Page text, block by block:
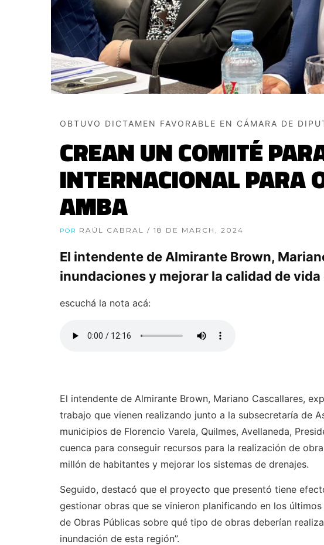
OBTUVO DICTAMEN FAVORABLE EN CÁMARA DE
CREAN UN COMITÉ
INTERNACIONAL PARA
AMBA
POR RAÚL CABRAL / 18 DE MARCH, 2024
El intendente de Almirante Brown,
inundaciones y mejorar la calidad de vida
escuchá la nota acá:
El intendente de Almirante Brown, Mariano Cascallares,
trabajo que vienen realizando junto a la subsecretaría de
municipios de Florencio Varela, Quilmes, Avellaneda,
cuenca para conseguir recursos para la realización de
millón de habitantes y mejorar los sistemas de drenajes.
Seguido, destacó que el proyecto que presentó tiene
gestionar obras que se vinieron planificando en los
de Obras Públicas sobre qué tipo de obras deberían
inundación de esta región”.